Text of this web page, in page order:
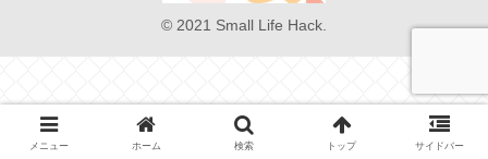
© 2021 Small Life Hack.
メニュー ホーム 検索 トップ サイドバー